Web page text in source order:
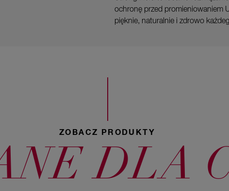
ochronę przed promieniowaniem
pięknie, naturalnie i zdrowo
ZOBACZ PRODUKTY
DLA